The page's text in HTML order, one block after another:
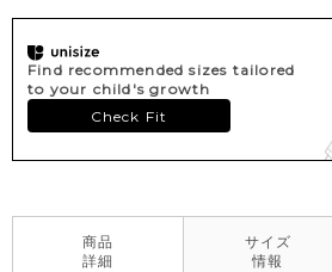
Find recommended sizes tailored
to your child's growth
Check Fit
商品
詳細
サイズ
情報